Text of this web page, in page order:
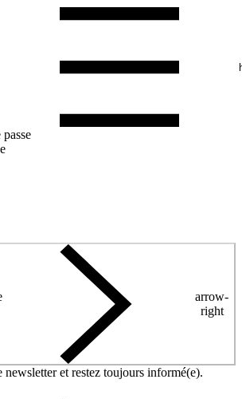
arrow-
right
et restez toujours informé(e).